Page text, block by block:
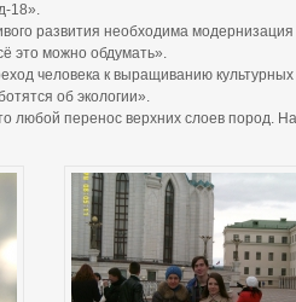
18».
развития необходима
это можно обдумать».
человека к выращиванию
об экологии».
любой перенос верхних слоев пород.